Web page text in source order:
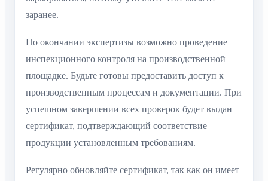
заранее.
По окончании экспертизы возможно проведение
инспекционного контроля на производственной
площадке. Будьте готовы предоставить доступ к
производственным процессам и документации. При
успешном завершении всех проверок будет выдан
сертификат, подтверждающий соответствие
продукции установленным требованиям.
Регулярно обновляйте сертификат, так как он имеет